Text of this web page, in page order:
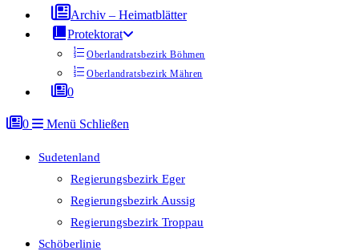
Archiv – Heimatblätter
Protektorat
Oberlandratsbezirk Böhmen
Oberlandratsbezirk Mähren
0
0 Menü Schließen
Sudetenland
Regierungsbezirk Eger
Regierungsbezirk Aussig
Regierungsbezirk Troppau
Schöberlinie